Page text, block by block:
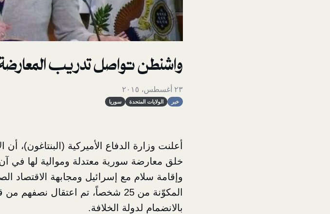
واشنطن تواصل تدريب المعارضة
٢٣ أغسطس، ٢٠١٥
خبر الولايات المتحدة سوريا
أعلنت وزارة الدفاع الأميركية (البنتاغون)،
خلق معارضة سورية معتدلة وموالية لها في
وإقامة سلام مع إسرائيل ومجابهة الاقتصاد
المكوّنة من 25 شخصاً، تم اعتقال
بالانضمام لدولة الخلافة.